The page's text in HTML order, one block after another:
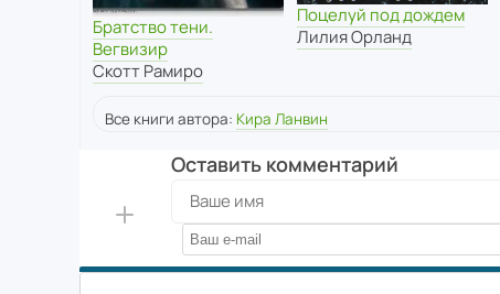
Братство тени.
Вегвизир
Скотт Рамиро
Поцелуй под дождем
Лилия Орланд
Все книги автора: Кира Ланвин
Оставить комментарий